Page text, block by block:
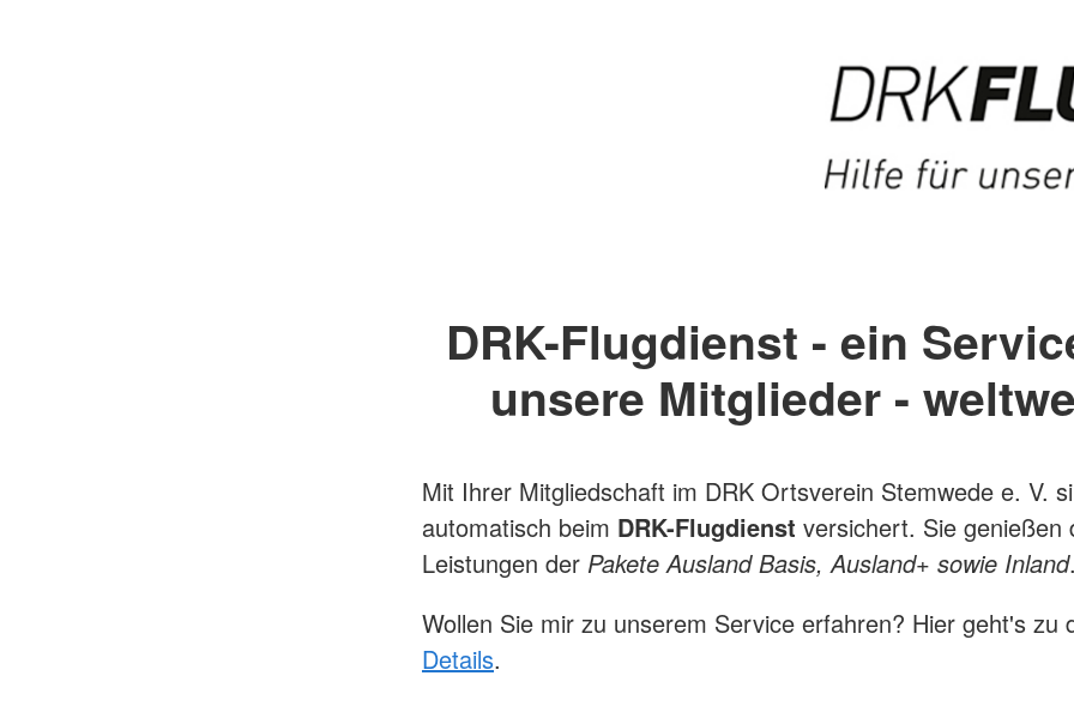
DRK-Flugdienst - ein
unsere Mitglieder -
Mit Ihrer Mitgliedschaft im DRK Ortsverein Stemwede e. V.
automatisch beim DRK-Flugdienst versichert. Sie genießen
Leistungen der Pakete Ausland Basis, Ausland+ sowie Inland
Wollen Sie mir zu unserem Service erfahren? Hier geht's zu
Details.